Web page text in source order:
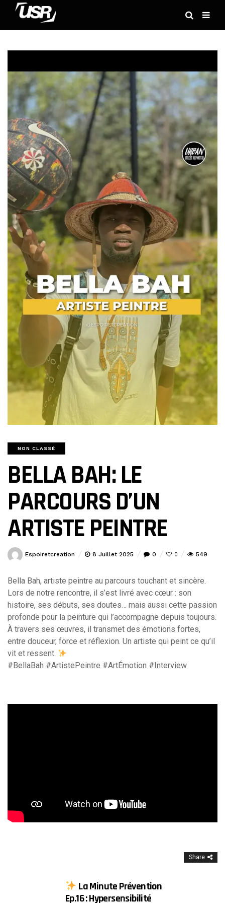
NON CLASSÉ
BELLA BAH: LE
PARCOURS D’UN
ARTISTE PEINTRE
Espoiretcreation 8 Juillet 2025 0 0 549
Bella Bah, artiste peintre au parcours touchant et sincère.
Lors de notre rencontre, il s’est livré avec cœur : son
histoire, ses débuts, ses doutes… mais aussi cette passion
profonde pour la peinture qui l’accompagne depuis toujours.
À travers ses œuvres, il transmet des émotions fortes,
entre douceur, force et réflexion. Un artiste qui peint ce qu’il
vit et ressent.
#BellaBah #ArtistePeintre #ArtÉmotion #Interview
Share
La Minute Prévention
Ep.16 : Hypersensibilité